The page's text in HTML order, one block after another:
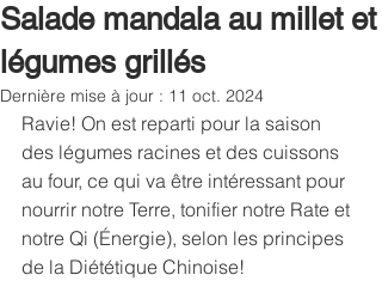
Salade mandala au millet et
légumes grillés
Dernière mise à jour : 11 oct. 2024
Ravie! On est reparti pour la saison
des légumes racines et des cuissons
au four, ce qui va être intéressant pour
nourrir notre Terre, tonifier notre Rate et
notre Qi (Énergie), selon les principes
de la Diététique Chinoise!